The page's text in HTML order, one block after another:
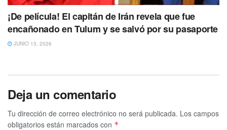
¡De película! El capitán de Irán revela que fue
encañonado en Tulum y se salvó por su pasaporte
JUNIO 13, 2026
Deja un comentario
Tu dirección de correo electrónico no será publicada. Los campos
obligatorios están marcados con *